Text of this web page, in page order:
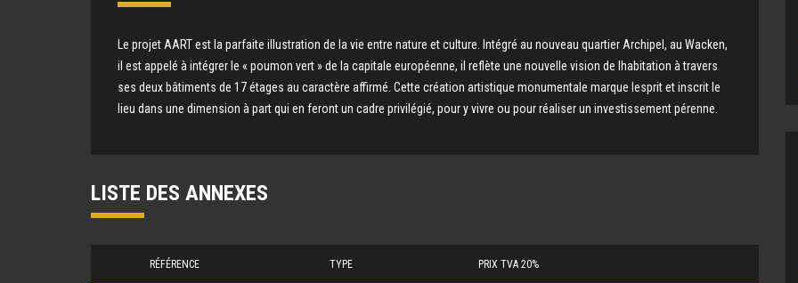
Le projet AART est la parfaite illustration de la vie entre nature et culture. Intégré au nouveau quartier Archipel, au Wacken,
il est appelé à intégrer le « poumon vert » de la capitale européenne, il reflète une nouvelle vision de lhabitation à travers
ses deux bâtiments de 17 étages au caractère affirmé. Cette création artistique monumentale marque lesprit et inscrit le
lieu dans une dimension à part qui en feront un cadre privilégié, pour y vivre ou pour réaliser un investissement pérenne.
LISTE DES ANNEXES
RÉFÉRENCE TYPE PRIX TVA 20%